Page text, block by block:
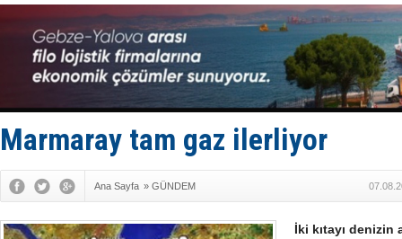
DÖDER,
Fairline,
Baltık
Runit
Limana
Türk
Hüseyin
Marmaray tam gaz ilerliyor
Ana Sayfa » GÜNDEM
İki kıtayı